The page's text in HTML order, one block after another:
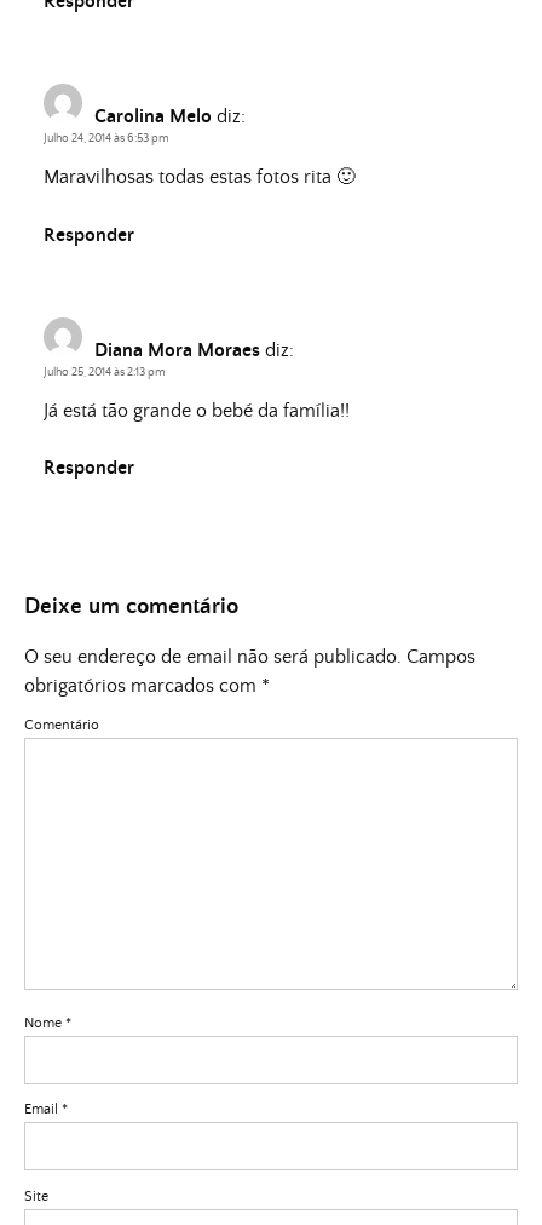
Carolina Melo diz:
Julho 24, 2014 às 6:53 pm
Maravilhosas todas estas fotos rita 🙂
Responder
Diana Mora Moraes diz:
Julho 25, 2014 às 2:13 pm
Já está tão grande o bebé da família!!
Responder
Deixe um comentário
O seu endereço de email não será publicado. Campos
obrigatórios marcados com *
Comentário
Nome *
Email *
Site